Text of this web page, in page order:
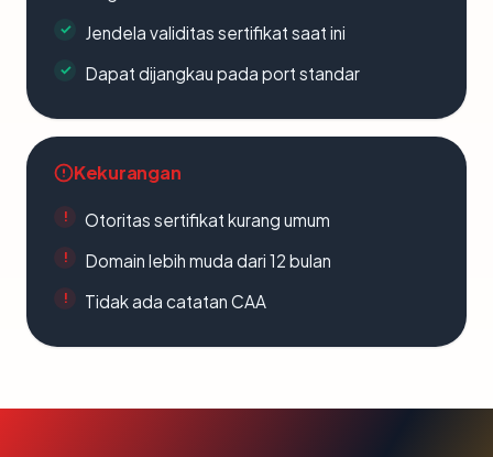
Jendela validitas sertifikat saat ini
Dapat dijangkau pada port standar
Kekurangan
Otoritas sertifikat kurang umum
Domain lebih muda dari 12 bulan
Tidak ada catatan CAA